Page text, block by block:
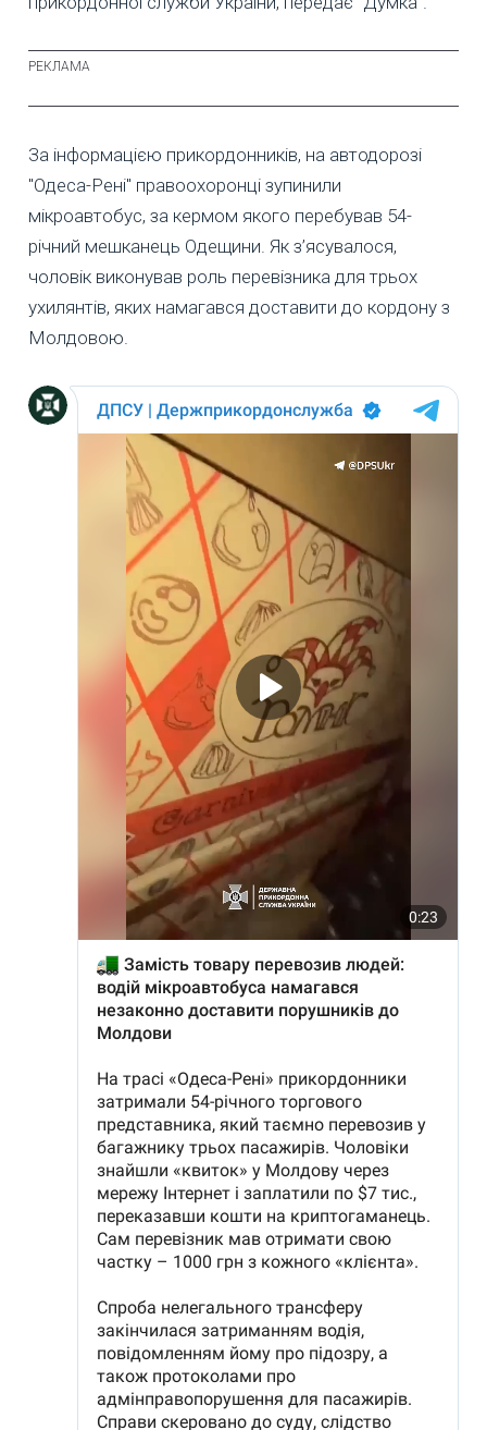
За інформацією прикордонників, на автодорозі
"Одеса-Рені" правоохоронці зупинили
мікроавтобус, за кермом якого перебував 54-
річний мешканець Одещини. Як з’ясувалося,
чоловік виконував роль перевізника для трьох
ухилянтів, яких намагався доставити до кордону з
Молдовою.